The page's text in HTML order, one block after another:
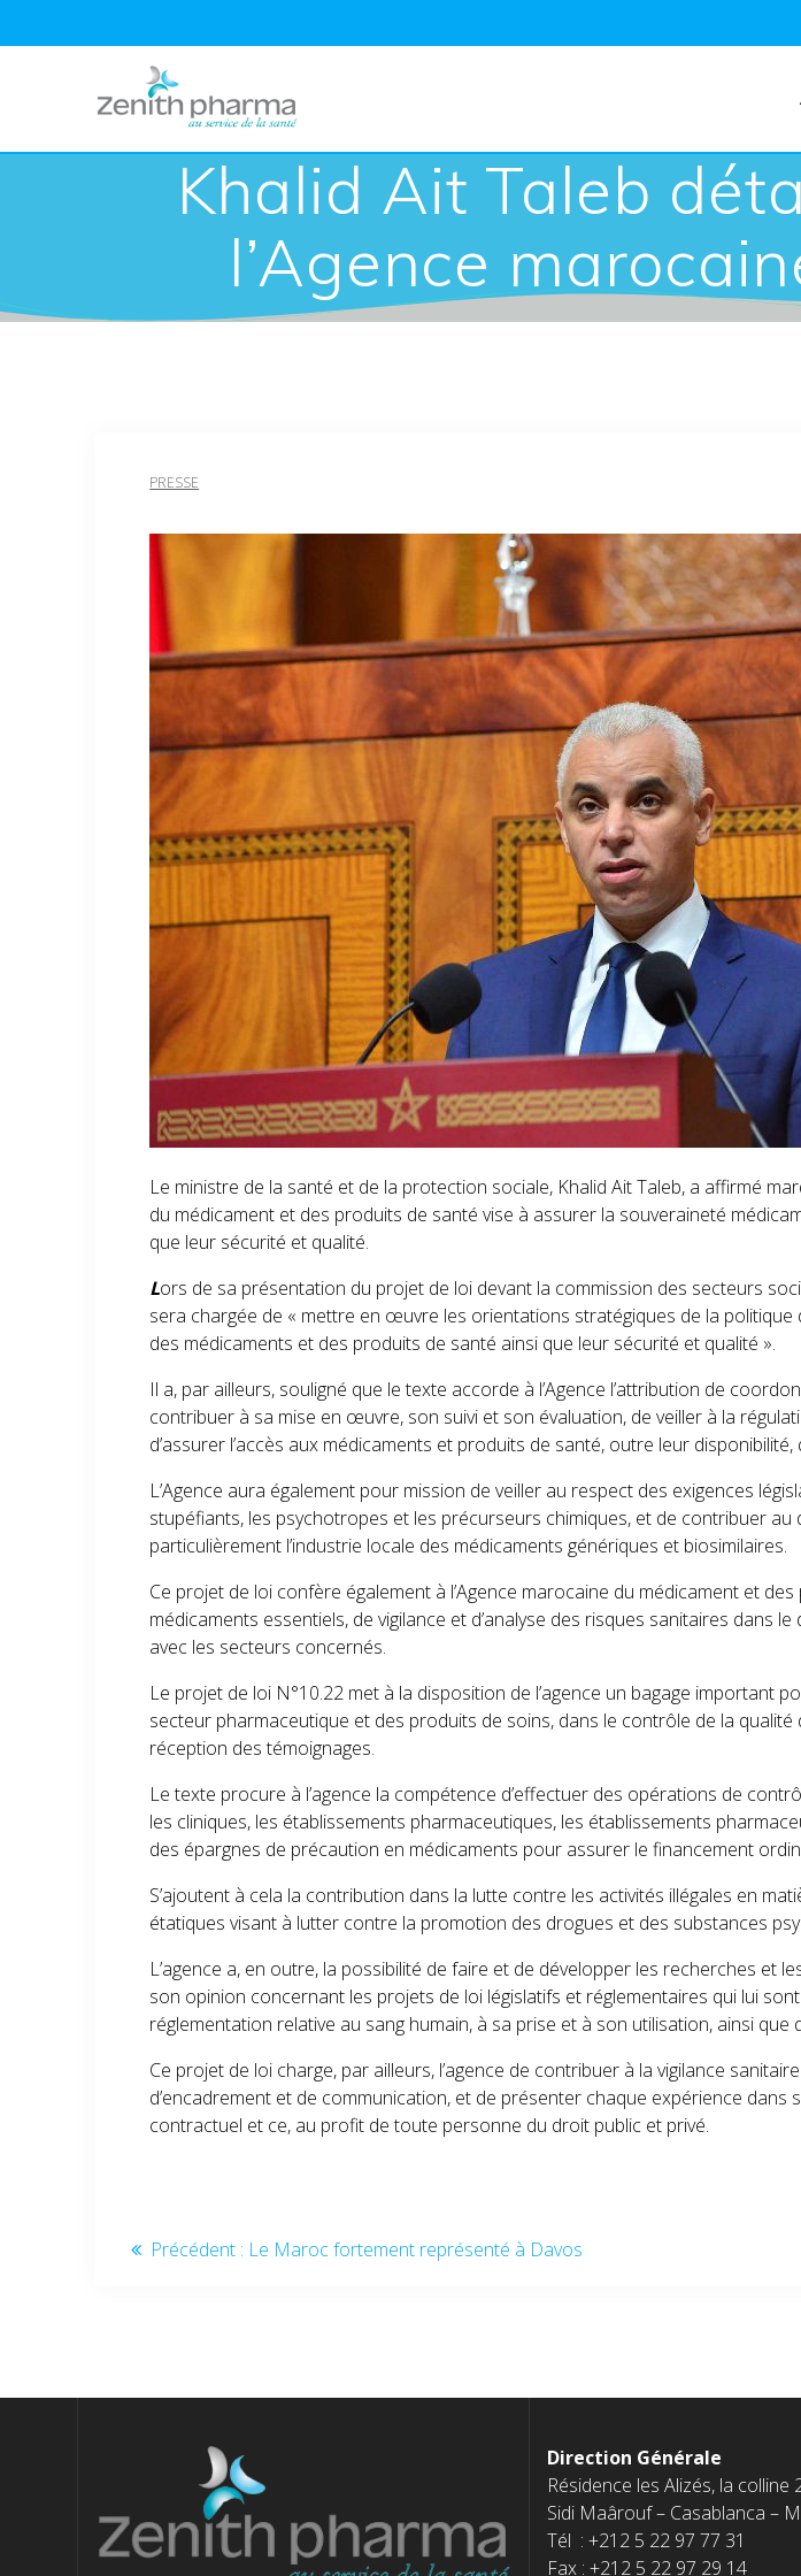
Khalid Ait Taleb
l’Agence
PRESSE
Le ministre de la santé et de la protection sociale, Khalid Ait Taleb, a affirmé
du médicament et des produits de santé vise à assurer la souveraineté
que leur sécurité et qualité.
Lors de sa présentation du projet de loi devant la commission des secteurs
sera chargée de « mettre en œuvre les orientations stratégiques de la
des médicaments et des produits de santé ainsi que leur sécurité et qualité ».
Il a, par ailleurs, souligné que le texte accorde à l’Agence l’attribution de
contribuer à sa mise en œuvre, son suivi et son évaluation, de veiller à la
d’assurer l’accès aux médicaments et produits de santé, outre leur
L’Agence aura également pour mission de veiller au respect des exigences
stupéfiants, les psychotropes et les précurseurs chimiques, et de contribuer
particulièrement l’industrie locale des médicaments génériques et biosimilaires.
Ce projet de loi confère également à l’Agence marocaine du médicament et
médicaments essentiels, de vigilance et d’analyse des risques sanitaires dans
avec les secteurs concernés.
Le projet de loi N°10.22 met à la disposition de l’agence un bagage important
secteur pharmaceutique et des produits de soins, dans le contrôle de la
réception des témoignages.
Le texte procure à l’agence la compétence d’effectuer des opérations de
les cliniques, les établissements pharmaceutiques, les établissements
des épargnes de précaution en médicaments pour assurer le financement
S’ajoutent à cela la contribution dans la lutte contre les activités illégales en
étatiques visant à lutter contre la promotion des drogues et des substances
L’agence a, en outre, la possibilité de faire et de développer les recherches et
son opinion concernant les projets de loi législatifs et réglementaires qui lui
réglementation relative au sang humain, à sa prise et à son utilisation, ainsi
Ce projet de loi charge, par ailleurs, l’agence de contribuer à la vigilance
d’encadrement et de communication, et de présenter chaque expérience
contractuel et ce, au profit de toute personne du droit public et privé.
Précédent : Le Maroc fortement représenté à Davos
Direction Générale
Résidence les Alizés, la colline
Sidi Maârouf – Casablanca –
Tél : +212 5 22 97 77 31
Fax : +212 5 22 97 29 14